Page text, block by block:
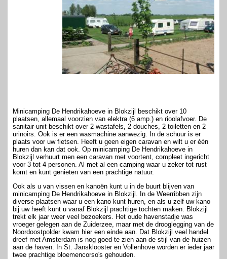
Minicamping De Hendrikahoeve in Blokzijl beschikt over 10
plaatsen, allemaal voorzien van elektra (6 amp.) en rioolafvoer. De
sanitair-unit beschikt over 2 wastafels, 2 douches, 2 toiletten en 2
urinoirs. Ook is er een wasmachine aanwezig. In de schuur is er
plaats voor uw fietsen. Heeft u geen eigen caravan en wilt u er één
huren dan kan dat ook. Op minicamping De Hendrikahoeve in
Blokzijl verhuurt men een caravan met voortent, compleet ingericht
voor 3 tot 4 personen. Al met al een camping waar u zeker tot rust
komt en kunt genieten van een prachtige natuur.
Ook als u van vissen en kanoën kunt u in de buurt blijven van
minicamping De Hendrikahoeve in Blokzijl. In de Weerribben zijn
diverse plaatsen waar u een kano kunt huren, en als u zelf uw kano
bij uw heeft kunt u vanaf Blokzijl prachtige tochten maken. Blokzijl
trekt elk jaar weer veel bezoekers. Het oude havenstadje was
vroeger gelegen aan de Zuiderzee, maar met de drooglegging van de
Noordoostpolder kwam hier een einde aan. Dat Blokzijl veel handel
dreef met Amsterdam is nog goed te zien aan de stijl van de huizen
aan de haven. In St. Jansklooster en Vollenhove worden er ieder jaar
twee prachtige bloemencorso's gehouden.